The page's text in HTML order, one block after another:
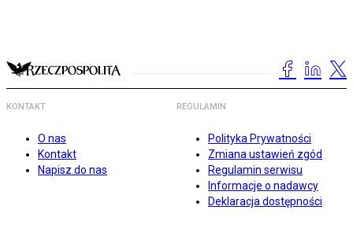
KONTAKT
O nas
Kontakt
Napisz do nas
REGULAMIN
Polityka Prywatności
Zmiana ustawień zgód
Regulamin serwisu
Informacje o nadawcy
Deklaracja dostępności